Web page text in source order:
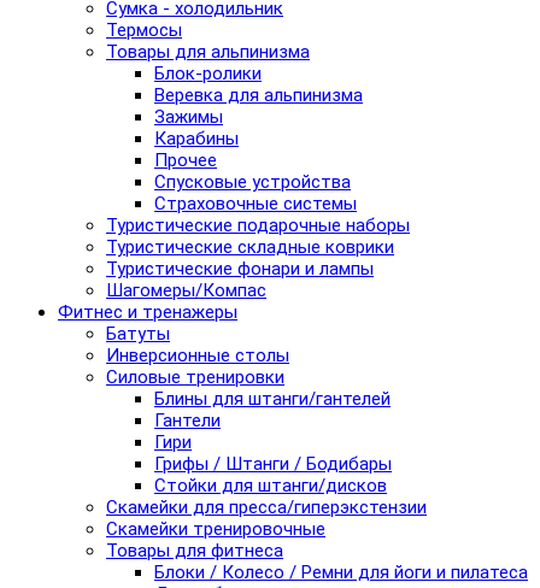
Сумка - холодильник
Термосы
Товары для альпинизма
Блок-ролики
Веревка для альпинизма
Зажимы
Карабины
Прочее
Спусковые устройства
Страховочные системы
Туристические подарочные наборы
Туристические складные коврики
Туристические фонари и лампы
Шагомеры/Компас
Фитнес и тренажеры
Батуты
Инверсионные столы
Силовые тренировки
Блины для штанги/гантелей
Гантели
Гири
Грифы / Штанги / Бодибары
Стойки для штанги/дисков
Скамейки для пресса/гиперэкстензии
Скамейки тренировочные
Товары для фитнеса
Блоки / Колесо / Ремни для йоги и пилатеса